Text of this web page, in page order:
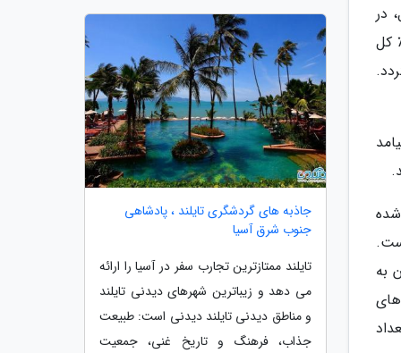
در
در سال 1982، حدود 210 میلیون نفر از مردم چین شهرنشین بوده اند که آن موقع 21٪ کل
می گردد.
شده
به
جاذبه های گردشگری تایلند ، پادشاهی
جنوب شرق آسیا
تایلند ممتازترین تجارب سفر در آسیا را ارائه
می دهد و زیباترین شهرهای دیدنی تایلند
و مناطق دیدنی تایلند دیدنی است: طبیعت
جذاب، فرهنگ و تاریخ غنی، جمعیت